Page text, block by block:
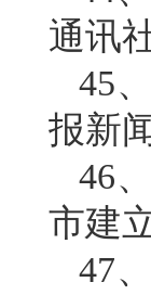
通讯
45
报新
46
市建
47